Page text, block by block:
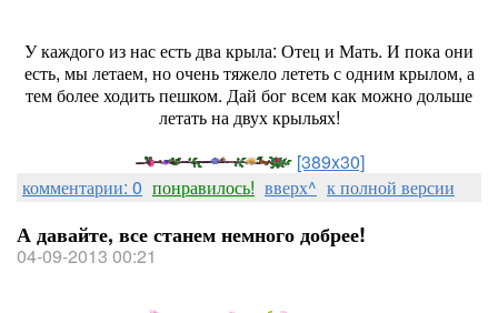
У каждого из нас есть два крыла: Отец и Мать. И пока они
есть, мы летаем, но очень тяжело лететь с одним крылом, а
тем более ходить пешком. Дай бог всем как можно дольше
летать на двух крыльях!
[389x30]
комментарии: 0 понравилось! вверх^ к полной версии
А давайте, все станем немного добрее!
04-09-2013 00:21